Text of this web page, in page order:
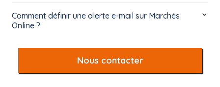
Comment définir une alerte e-mail sur Marchés
Online ?
Nous contacter